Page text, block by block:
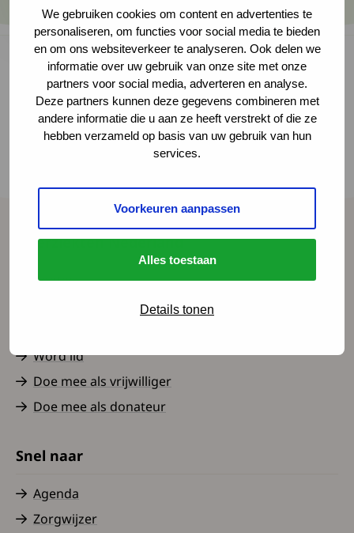
We gebruiken cookies om content en advertenties te
personaliseren, om functies voor social media te bieden
en om ons websiteverkeer te analyseren. Ook delen we
informatie over uw gebruik van onze site met onze
partners voor social media, adverteren en analyse.
Deze partners kunnen deze gegevens combineren met
andere informatie die u aan ze heeft verstrekt of die ze
hebben verzameld op basis van uw gebruik van hun
services.
Voorkeuren aanpassen
Alles toestaan
Details tonen
"Voor mij geen marathon, nu niet en ook niet in
de toekomst. Maar eigenlijk is voor FSHD-
patiënten het leven een marathon. Alles wat we
weer."
Spierziekten Nederland
Contact
Word lid
Doe mee als vrijwilliger
Doe mee als donateur
Snel naar
Agenda
Zorgwijzer